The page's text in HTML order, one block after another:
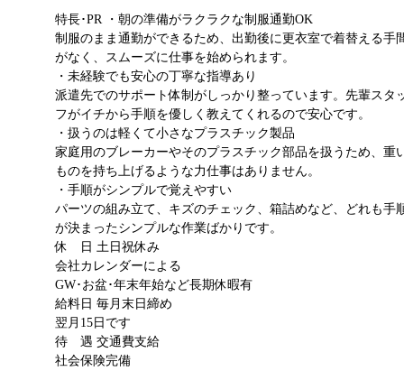
特長･PR
・朝の準備がラクラクな制服通勤OK
制服のまま通勤ができるため、出勤後に更衣室で着替える手
がなく、スムーズに仕事を始められます。
・未経験でも安心の丁寧な指導あり
派遣先でのサポート体制がしっかり整っています。先輩スタ
フがイチから手順を優しく教えてくれるので安心です。
・扱うのは軽くて小さなプラスチック製品
家庭用のブレーカーやそのプラスチック部品を扱うため、重
ものを持ち上げるような力仕事はありません。
・手順がシンプルで覚えやすい
パーツの組み立て、キズのチェック、箱詰めなど、どれも手
が決まったシンプルな作業ばかりです。
休 日 土日祝休み
会社カレンダーによる
GW･お盆･年末年始など長期休暇有
給料日 毎月末日締め
翌月15日です
待 遇 交通費支給
社会保険完備